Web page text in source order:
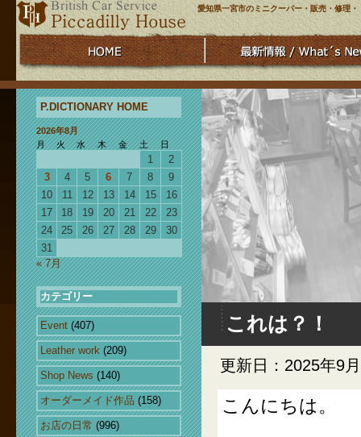
愛知県一宮市のミニクーパー・販売・修理
P.DICTIONARY HOME
2026年8月
月
火 水 木 金 土 日
1
2
3
4 5 6 7 8
9
10
11 12 13 14 15
16
17
18 19 20 21 22
23
24
25 26 27 28 29
30
31
« 7月
カテゴリー
Event (407)
Leather work (209)
Shop News (140)
オーダーメイド作品 (158)
お店の日常 (996)
これは？！
更新日：2025年9
こんにちは。